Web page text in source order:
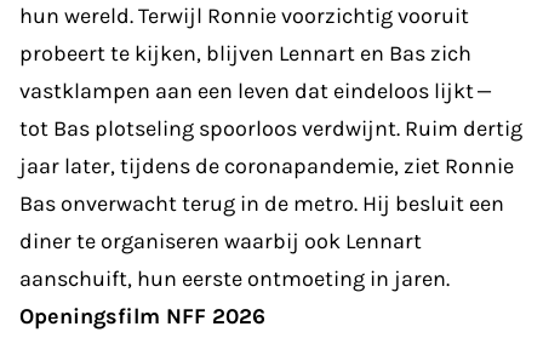
hun wereld. Terwijl Ronnie voorzichtig vooruit
probeert te kijken, blijven Lennart en Bas zich
vastklampen aan een leven dat eindeloos lijkt —
tot Bas plotseling spoorloos verdwijnt. Ruim dertig
jaar later, tijdens de coronapandemie, ziet Ronnie
Bas onverwacht terug in de metro. Hij besluit een
diner te organiseren waarbij ook Lennart
aanschuift, hun eerste ontmoeting in jaren.
Openingsfilm NFF 2026